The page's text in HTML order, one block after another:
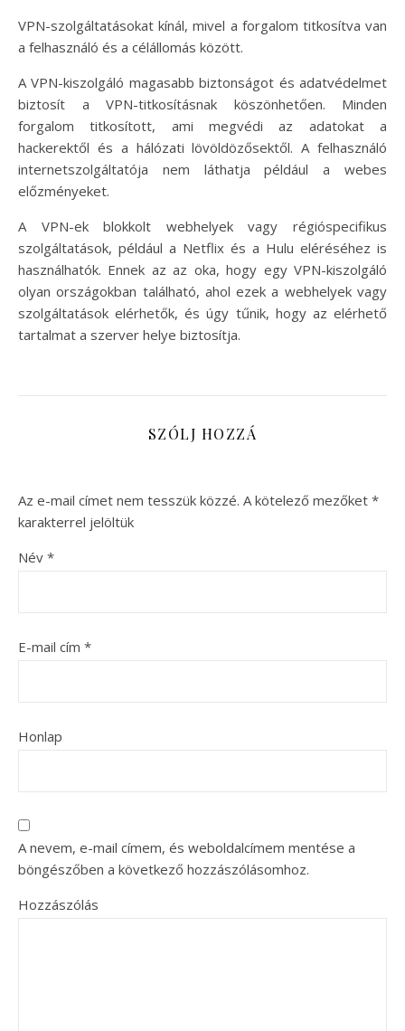
VPN-szolgáltatásokat kínál, mivel a forgalom titkosítva van
a felhasználó és a célállomás között.
A VPN-kiszolgáló magasabb biztonságot és adatvédelmet
biztosít a VPN-titkosításnak köszönhetően. Minden
forgalom titkosított, ami megvédi az adatokat a
hackerektől és a hálózati lövöldözősektől. A felhasználó
internetszolgáltatója nem láthatja például a webes
előzményeket.
A VPN-ek blokkolt webhelyek vagy régióspecifikus
szolgáltatások, például a Netflix és a Hulu eléréséhez is
használhatók. Ennek az az oka, hogy egy VPN-kiszolgáló
olyan országokban található, ahol ezek a webhelyek vagy
szolgáltatások elérhetők, és úgy tűnik, hogy az elérhető
tartalmat a szerver helye biztosítja.
SZÓLJ HOZZÁ
Az e-mail címet nem tesszük közzé. A kötelező mezőket *
karakterrel jelöltük
Név *
E-mail cím *
Honlap
A nevem, e-mail címem, és weboldalcímem mentése a
böngészőben a következő hozzászólásomhoz.
Hozzászólás